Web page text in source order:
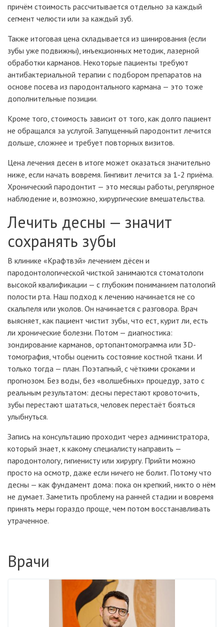
причём стоимость рассчитывается отдельно за каждый
сегмент челюсти или за каждый зуб.
Также итоговая цена складывается из шинирования (если
зубы уже подвижны), инъекционных методик, лазерной
обработки карманов. Некоторые пациенты требуют
антибактериальной терапии с подбором препаратов на
основе посева из пародонтального кармана — это тоже
дополнительные позиции.
Кроме того, стоимость зависит от того, как долго пациент
не обращался за услугой. Запущенный пародонтит лечится
дольше, сложнее и требует повторных визитов.
Цена лечения десен в итоге может оказаться значительно
ниже, если начать вовремя. Гингивит лечится за 1-2 приёма.
Хронический пародонтит — это месяцы работы, регулярное
наблюдение и, возможно, хирургические вмешательства.
Лечить десны — значит
сохранять зубы
В клинике «Крафтвэй» лечением дёсен и
пародонтологической чисткой занимаются стоматологи
высокой квалификации — с глубоким пониманием патологий
полости рта. Наш подход к лечению начинается не со
скальпеля или уколов. Он начинается с разговора. Врач
выясняет, как пациент чистит зубы, что ест, курит ли, есть
ли хронические болезни. Потом — диагностика:
зондирование карманов, ортопантомограмма или 3D-
томография, чтобы оценить состояние костной ткани. И
только тогда — план. Поэтапный, с чёткими сроками и
прогнозом. Без воды, без «волшебных» процедур, зато с
реальным результатом: десны перестают кровоточить,
зубы перестают шататься, человек перестаёт бояться
улыбнуться.
Запись на консультацию проходит через администратора,
который знает, к какому специалисту направить —
пародонтологу, гигиенисту или хирургу. Прийти можно
просто на осмотр, даже если ничего не болит. Потому что
десны — как фундамент дома: пока он крепкий, никто о нём
не думает. Заметить проблему на ранней стадии и вовремя
принять меры гораздо проще, чем потом восстанавливать
утраченное.
Врачи